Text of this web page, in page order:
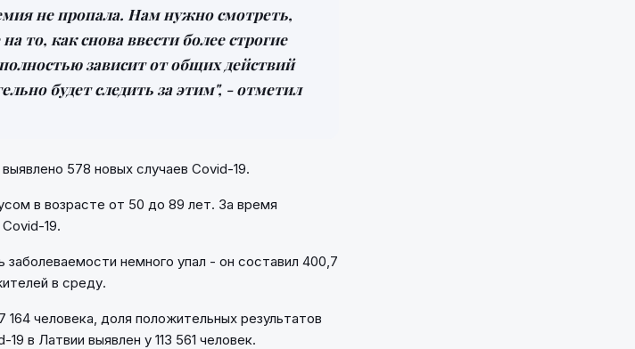
не пропала. Нам нужно смотреть,
то, как снова ввести более строгие
зависит от общих действий
будет следить за этим", - отметил
578 новых случаев Covid-19.
в возрасте от 50 до 89 лет. За время
19.
заболеваемости немного упал - он составил 400,7
в среду.
человека, доля положительных результатов
в Латвии выявлен у 113 561 человек.